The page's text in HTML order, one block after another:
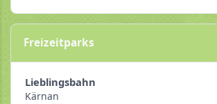
Freizeitparks
Lieblingsbahn
Kärnan